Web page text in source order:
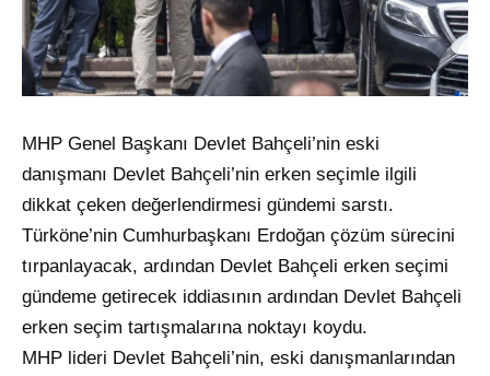
MHP Genel Başkanı Devlet Bahçeli’nin eski
danışmanı Devlet Bahçeli’nin erken seçimle ilgili
dikkat çeken değerlendirmesi gündemi sarstı.
Türköne’nin Cumhurbaşkanı Erdoğan çözüm sürecini
tırpanlayacak, ardından Devlet Bahçeli erken seçimi
gündeme getirecek iddiasının ardından Devlet Bahçeli
erken seçim tartışmalarına noktayı koydu.
MHP lideri Devlet Bahçeli’nin, eski danışmanlarından